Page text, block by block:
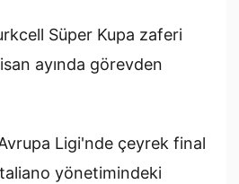
Süper Kupa zaferi
ayında görevden
Ligi'nde çeyrek final
yönetimindeki